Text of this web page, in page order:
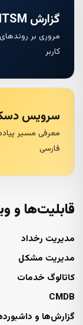
گزارش ITSM و هوش مصنوعی
مروری بر
کاربر
سرویس
فارسی
قابلیت‌ها و
مدیریت رخداد
مدیریت مشکل
کاتالوگ خدمات
CMDB
گزارش‌ها و